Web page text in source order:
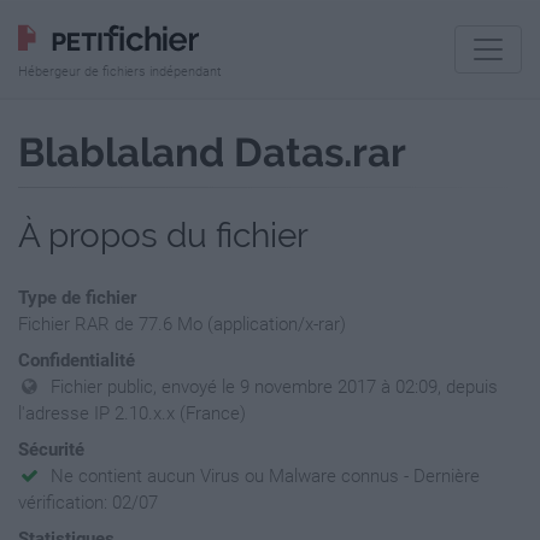
Hébergeur de fichiers indépendant
Blablaland Datas.rar
À propos du fichier
Type de fichier
Fichier RAR de 77.6 Mo (application/x-rar)
Confidentialité
Fichier public, envoyé le 9 novembre 2017 à 02:09, depuis
l'adresse IP 2.10.x.x (France)
Sécurité
Ne contient aucun Virus ou Malware connus - Dernière
vérification: 02/07